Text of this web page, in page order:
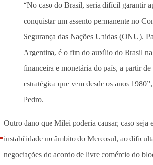
“No caso do Brasil, seria difícil garantir
conquistar um assento permanente no
Segurança das Nações Unidas (ONU).
Argentina, é o fim do auxílio do Brasil na
financeira e monetária do país, a partir de
estratégica que vem desde os anos
Pedro.
Outro dano que Milei poderia causar, caso seja
instabilidade no âmbito do Mercosul, ao
negociações do acordo de livre comércio do